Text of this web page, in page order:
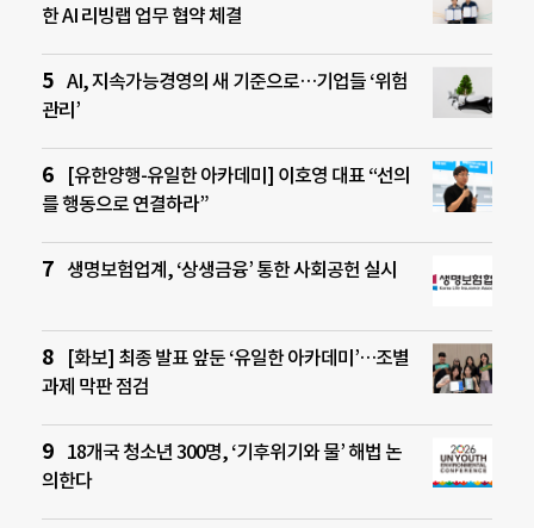
한 AI 리빙랩 업무 협약 체결
AI, 지속가능경영의 새 기준으로…기업들 ‘위험
관리’
[유한양행-유일한 아카데미] 이호영 대표 “선의
를 행동으로 연결하라”
생명보험업계, ‘상생금융’ 통한 사회공헌 실시
[화보] 최종 발표 앞둔 ‘유일한 아카데미’…조별
과제 막판 점검
18개국 청소년 300명, ‘기후위기와 물’ 해법 논
의한다